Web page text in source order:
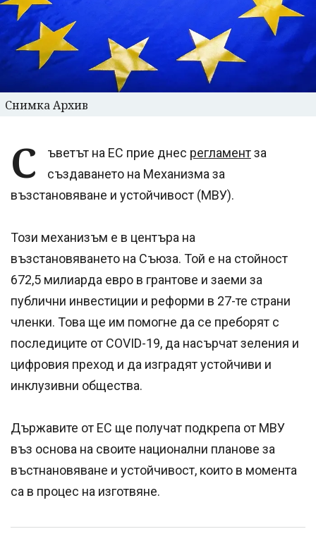
Снимка Архив
С ъветът на ЕС прие днес регламентза
създаването на Механизма за
възстановяване и устойчивост (МВУ).
Този механизъм е в центъра на
възстановяването на Съюза. Той е на стойност
672,5 милиарда евро в грантове и заеми за
публични инвестиции и реформи в 27-те страни
членки. Това ще им помогне да се преборят с
последиците от COVID-19, да насърчат зеления и
цифровия преход и да изградят устойчиви и
инклузивни общества.
Държавите от ЕС ще получат подкрепа от МВУ
въз основа на своите национални планове за
въстнановяване и устойчивост, които в момента
са в процес на изготвяне.